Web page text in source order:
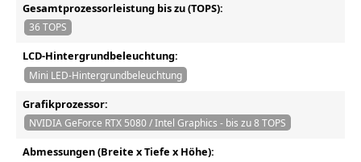
Gesamtprozessorleistung bis zu (TOPS):
36 TOPS
LCD-Hintergrundbeleuchtung:
Mini LED-Hintergrundbeleuchtung
Grafikprozessor:
NVIDIA GeForce RTX 5080 / Intel Graphics - bis zu 8 TOPS
Abmessungen (Breite x Tiefe x Höhe):